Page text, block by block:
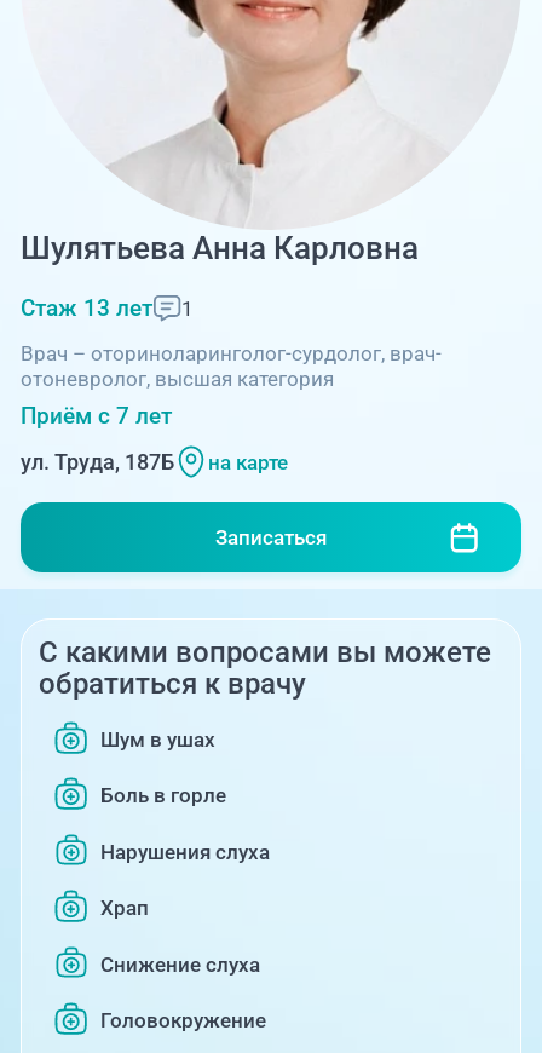
Новости
Пациентам
PreventAGE
+7 (351) 220-00-03
запись на прием
+7 (351) 220-03-03
Центр амбулаторной
онкологической помощи
+7 (7142) 927-003
Справочный телефон для
жителей Казахстана
Шулятьева Анна Карловна
Стаж 13 лет
1
Врач – оториноларинголог-сурдолог, врач-
отоневролог, высшая категория
Приём с 7 лет
ул. Труда, 187Б на карте
Записаться
С какими вопросами вы можете
обратиться к врачу
Шум в ушах
Боль в горле
Нарушения слуха
Храп
Снижение слуха
Головокружение